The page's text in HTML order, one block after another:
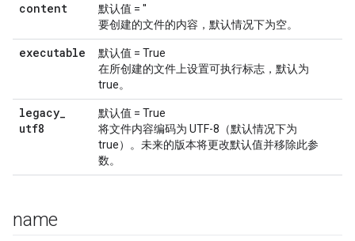
content
默认值 = ''
要创建的文件的内容，默认情况下为空。
executable
默认值 = True
在所创建的文件上设置可执行标志，默认为
true。
legacy_
utf8
默认值 = True
将文件内容编码为 UTF-8（默认情况下为
true）。未来的版本将更改默认值并移除此参
数。
name